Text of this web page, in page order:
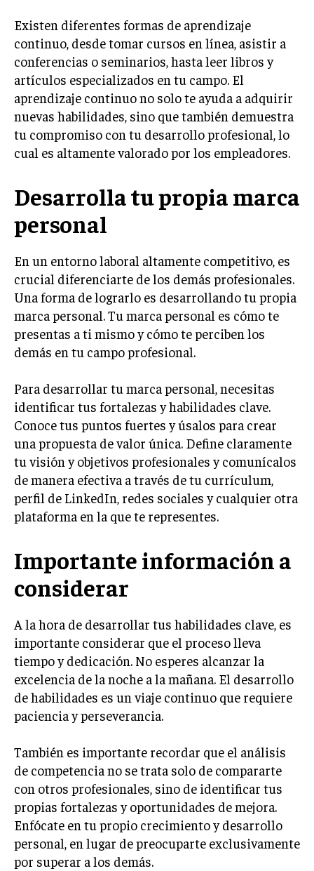
ESTRATEGIA
EMPRESAS FAMILIARES Y SUCESIÓN
GESTIÓN DEL RIESGO EMPRESARIAL
NEGOCIACIÓN Y RESOLUCIÓN DE CONFLICTOS
DERECHO EMPRESARIAL Y REGULACIONES
ÉXITO EMPRESARIAL Y CASOS DE ESTUDIO
GOBIERNO CORPORATIVO
NEGOCIOS
ESTRATEGIAS DE NEGOCIOS
MARKETING B2B
MARKETING B2C
FRANQUICIAS
MARKETING DE INFLUENCERS
E-COMMERCE Y COMERCIO ELECTRÓNICO
ESTRATEGIAS DE PRICING Y GESTIÓN DE
PRECIOS
GESTIÓN DE CRISIS EMPRESARIALES
EMPRESAS Y STARTUPS TECNOLÓGICAS
GESTIÓN DE LA EXPERIENCIA DEL CLIENTE
PROYECTOS
GESTIÓN DE PROYECTOS
GESTIÓN DE OPERACIONES Y CADENA DE
CALIDAD Y MEJORA CONTINUA
TALENTOS
RECURSOS HUMANOS Y GESTIÓN DEL
TALENTO
COMPENSACIÓN Y BENEFICIOS
RECLUTAMIENTO Y SELECCIÓN
DESARROLLO DE PERSONAL
GESTIÓN DEL DESEMPEÑO
CULTURA Y CLIMA ORGANIZACIONAL
Existen diferentes formas de aprendizaje
continuo, desde tomar cursos en línea, asistir a
conferencias o seminarios, hasta leer libros y
artículos especializados en tu campo. El
aprendizaje continuo no solo te ayuda a adquirir
nuevas habilidades, sino que también demuestra
tu compromiso con tu desarrollo profesional, lo
cual es altamente valorado por los empleadores.
Desarrolla tu propia marca
personal
En un entorno laboral altamente competitivo, es
crucial diferenciarte de los demás profesionales.
Una forma de lograrlo es desarrollando tu propia
marca personal. Tu marca personal es cómo te
presentas a ti mismo y cómo te perciben los
demás en tu campo profesional.
Para desarrollar tu marca personal, necesitas
identificar tus fortalezas y habilidades clave.
Conoce tus puntos fuertes y úsalos para crear
una propuesta de valor única. Define claramente
tu visión y objetivos profesionales y comunícalos
de manera efectiva a través de tu currículum,
perfil de LinkedIn, redes sociales y cualquier otra
plataforma en la que te representes.
Importante información a
considerar
A la hora de desarrollar tus habilidades clave, es
importante considerar que el proceso lleva
tiempo y dedicación. No esperes alcanzar la
excelencia de la noche a la mañana. El desarrollo
de habilidades es un viaje continuo que requiere
paciencia y perseverancia.
También es importante recordar que el análisis
de competencia no se trata solo de compararte
con otros profesionales, sino de identificar tus
propias fortalezas y oportunidades de mejora.
Enfócate en tu propio crecimiento y desarrollo
personal, en lugar de preocuparte exclusivamente
por superar a los demás.